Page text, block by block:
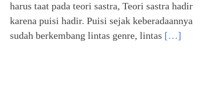
harus taat pada teori sastra, Teori sastra hadir
karena puisi hadir. Puisi sejak keberadaannya
sudah berkembang lintas genre, lintas […]